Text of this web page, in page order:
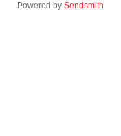
Powered by Sendsmith